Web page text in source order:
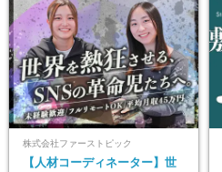
株式会社ファーストピック
【人材コーディネーター】世